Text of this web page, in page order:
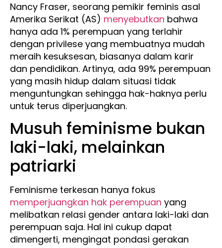
Nancy Fraser, seorang pemikir feminis asal
Amerika Serikat (AS) menyebutkan bahwa
hanya ada 1% perempuan yang terlahir
dengan privilese yang membuatnya mudah
meraih kesuksesan, biasanya dalam karir
dan pendidikan. Artinya, ada 99% perempuan
yang masih hidup dalam situasi tidak
menguntungkan sehingga hak-haknya perlu
untuk terus diperjuangkan.
Musuh feminisme bukan
laki-laki, melainkan
patriarki
Feminisme terkesan hanya fokus
memperjuangkan hak perempuan yang
melibatkan relasi gender antara laki-laki dan
perempuan saja. Hal ini cukup dapat
dimengerti, mengingat pondasi gerakan